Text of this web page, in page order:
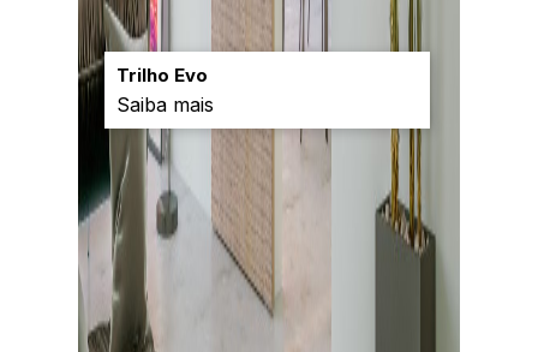
Trilho Evo
Saiba mais